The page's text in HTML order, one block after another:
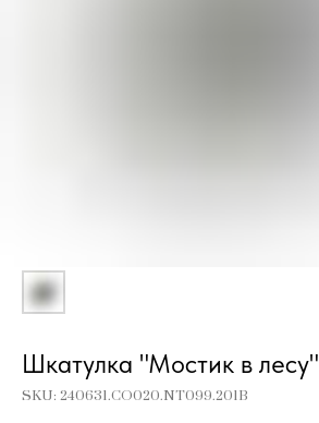
Шкатулка "Мостик в лесу"
SKU: 240631.CO020.NT099.201B